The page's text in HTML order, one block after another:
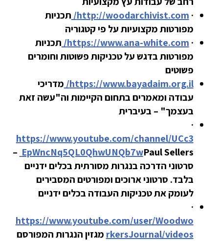
·
http://woodarchivist.com/ תכניות
מפורטות מקצועיות על פי קטגוריה
·
https://www.ana-white.com/ תכניות
מפורטות בדגש על טכניקות פשוטות וחומרים
פשוטים
https://www.bayadaim.org.il/ מדריכי
עבודה ומאמרים בתחום הקיימות וה"עשה זאת
בעצמך" – בעיברית
·
https://www.youtube.com/channel/UCc3
EpWncNq5QL0QhwUNQb7w
Paul Sellers –
סרטוני הדרכה בנגרות מסורתית בכלים ידניים
בלבד. סרטוני ארוכים ומפורטים המסבירים
לעומק את טכניקות העבודה בכלים ידניים
·
https://www.youtube.com/user/Woodwo
rkersJournal/videos מגזין הנגרות המפורסם